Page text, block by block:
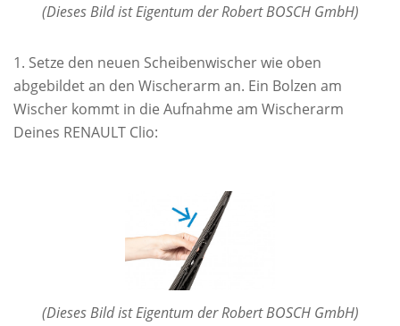
(Dieses Bild ist Eigentum der Robert BOSCH GmbH)
Setze den neuen Scheibenwischer wie oben
abgebildet an den Wischerarm an. Ein Bolzen am
Wischer kommt in die Aufnahme am Wischerarm
Deines RENAULT Clio:
(Dieses Bild ist Eigentum der Robert BOSCH GmbH)